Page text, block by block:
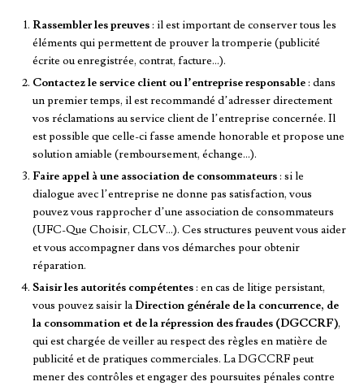
Rassembler les preuves: il est important de conserver tous les
éléments qui permettent de prouver la tromperie (publicité
écrite ou enregistrée, contrat, facture…).
Contactez le service client ou l’entreprise responsable: dans
un premier temps, il est recommandé d’adresser directement
vos réclamations au service client de l’entreprise concernée. Il
est possible que celle-ci fasse amende honorable et propose une
solution amiable (remboursement, échange…).
Faire appel à une association de consommateurs: si le
dialogue avec l’entreprise ne donne pas satisfaction, vous
pouvez vous rapprocher d’une association de consommateurs
(UFC-Que Choisir, CLCV…). Ces structures peuvent vous aider
et vous accompagner dans vos démarches pour obtenir
réparation.
Saisir les autorités compétentes: en cas de litige persistant,
vous pouvez saisir la Direction générale de la concurrence, de
la consommation et de la répression des fraudes (DGCCRF),
qui est chargée de veiller au respect des règles en matière de
publicité et de pratiques commerciales. La DGCCRF peut
mener des contrôles et engager des poursuites pénales contre